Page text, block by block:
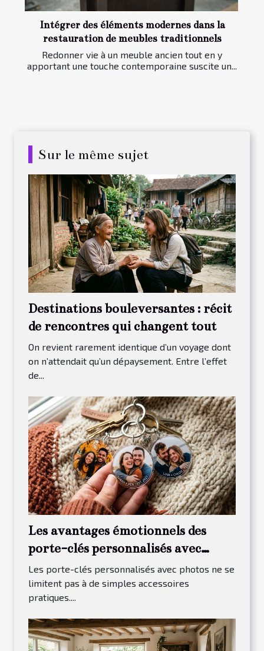
Intégrer des éléments modernes dans la
restauration de meubles traditionnels
Redonner vie à un meuble ancien tout en y
apportant une touche contemporaine suscite un...
Sur le même sujet
Destinations bouleversantes : récit
de rencontres qui changent tout
On revient rarement identique d’un voyage dont
on n’attendait qu’un dépaysement. Entre l’effet
de...
Les avantages émotionnels des
porte-clés personnalisés avec
photos
Les porte-clés personnalisés avec photos ne se
limitent pas à de simples accessoires
pratiques....